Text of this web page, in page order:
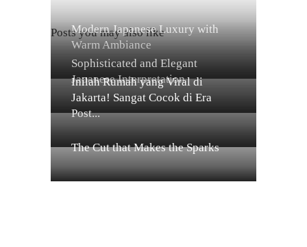
Posts you may also like
Modern Japanese Luxury with
Warm Ambiance
Sophisticated and Elegant
Japanese Interpretation
Inilah Rumah yang Viral di
Jakarta! Sangat Cocok di Era
Post...
The Cut that Makes the Sparks